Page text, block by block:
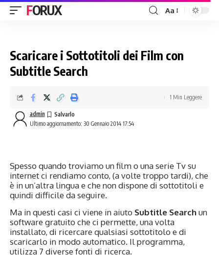
FORUX Aa
Scaricare i Sottotitoli dei Film con
Subtitle Search
Ultimo aggiornamento: 30 Gennaio 2014 17:54
admin
1 Min Leggere
Spesso quando troviamo un film o una serie Tv su
internet ci rendiamo conto, (a volte troppo tardi), che
è in un’altra lingua e che non dispone di sottotitoli e
quindi difficile da seguire.
Ma in questi casi ci viene in aiuto Subtitle Searchun
software gratuito che ci permette, una volta
installato, di ricercare qualsiasi sottotitolo e di
scaricarlo in modo automatico. Il programma,
utilizza 7 diverse fonti di ricerca.